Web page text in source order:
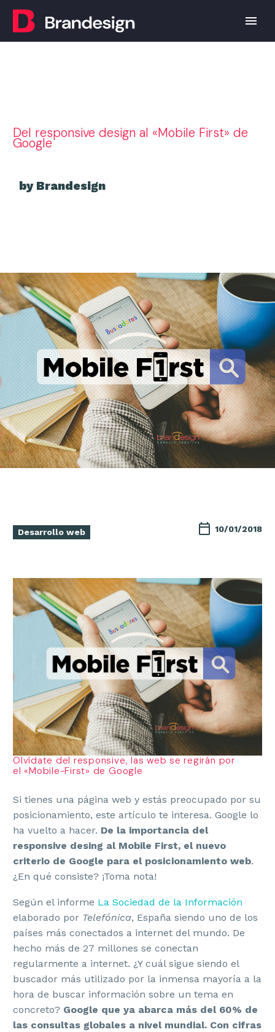
Del responsive design al «Mobile First» de
Google
by Brandesign
Desarrollo web 10/01/2018
Olvídate del responsive, las web se regirán por
el «Mobile-First» de Google
Si tienes una página web y estás preocupado por su
posicionamiento, este artículo te interesa. Google lo
ha vuelto a hacer. De la importancia del
responsive desing al Mobile First, el nuevo
criterio de Google para el posicionamiento web.
¿En qué consiste? ¡Toma nota!
Según el informe La Sociedad de la Información
elaborado por Telefónica, España siendo uno de los
países más conectados a internet del mundo. De
hecho más de 27 millones se conectan
regularmente a internet. ¿Y cuál sigue siendo el
buscador más utilizado por la inmensa mayoría a la
hora de buscar información sobre un tema en
concreto? Google que ya abarca más del 60% de
las consultas globales a nivel mundial. Con cifras